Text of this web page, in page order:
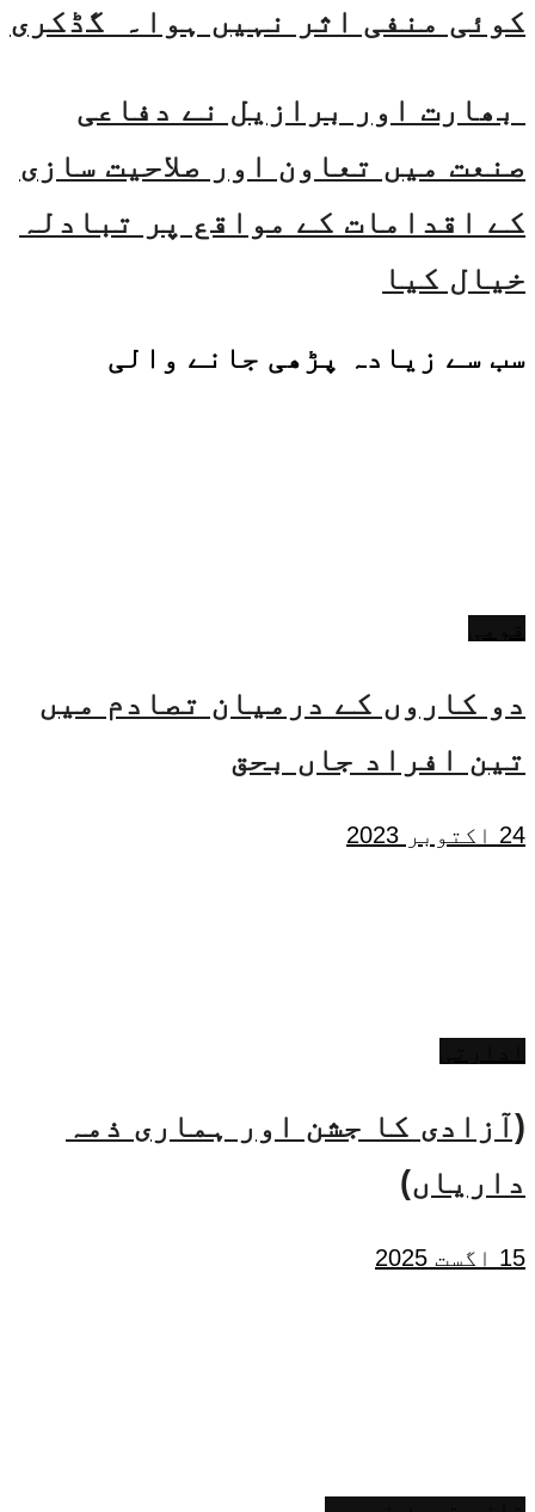
کوئی منفی اثر نہیں ہوا۔ گڈکری
بھارت اور برازیل نے دفاعی
صنعت میں تعاون اور صلاحیت سازی
کے اقدامات کے مواقع پر تبادلہ
خیال کیا
سب سے زیادہ پڑھی جانے والی
دو کاروں کے درمیان تصادم میں
تین افراد جاں بحق
24 اکتوبر 2023
(آزادی کا جشن اور ہماری ذمہ
داریاں)
15 اگست 2025